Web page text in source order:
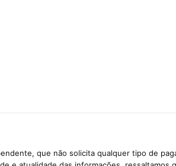
que não solicita qualquer tipo de